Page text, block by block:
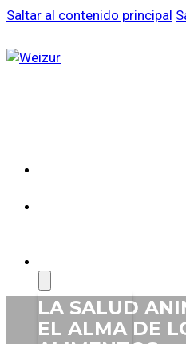
Saltar al contenido principal
LA SALUD
EL ALMA DE